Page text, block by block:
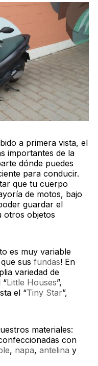
a primera vista, el
importantes de la
dónde puedes
para conducir.
que tu cuerpo
de motos, bajo
guardar el
otros objetos
es muy variable
sus fundas! En
variedad de
“Little Houses”,
el “Tiny Star”,
materiales:
con
, napa, antelina y